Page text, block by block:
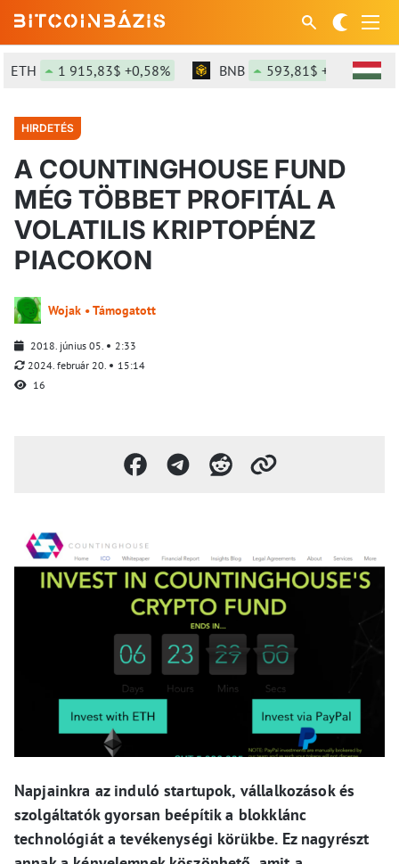
1 915,83$ +0,58% BNB 593,81$ +1,13%
HIRDETÉS
A COUNTINGHOUSE FUND
MÉG TÖBBET PROFITÁL A
VOLATILIS KRIPTOPÉNZ
PIACOKON
Wojak • Támogatott
2018. június 05.
2:33
2024. február 20.
15:14
16
Napjainkra az induló startupok, vállalkozások és
szolgáltatók gyorsan beépítik a blokklánc
technológiát a tevékenységi körükbe. Ez nagyrészt